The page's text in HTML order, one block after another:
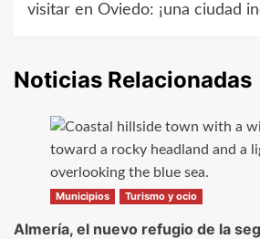
entradas
visitar en Oviedo: ¡una ciudad
Noticias Relacionadas
Municipios Turismo y ocio
Almería, el nuevo refugio de la